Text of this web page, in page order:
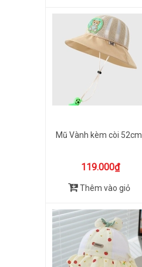
Mũ Vành kèm còi 52cm
119.000₫
Thêm vào giỏ